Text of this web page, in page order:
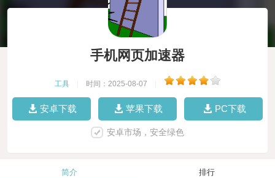
手机网页加速器
工具 时间：2025-08-07
安卓下载 苹果下载 PC下载
安卓市场，安全绿色
简介 排行